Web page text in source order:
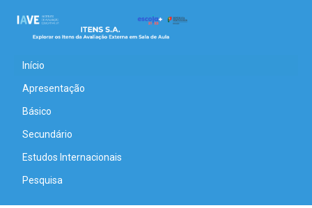
Início
Apresentação
Básico
Secundário
Estudos Internacionais
Pesquisa